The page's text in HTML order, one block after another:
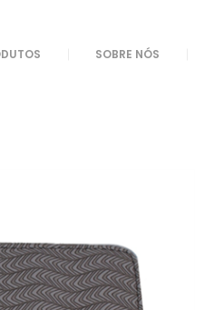
SOBRE NÓS